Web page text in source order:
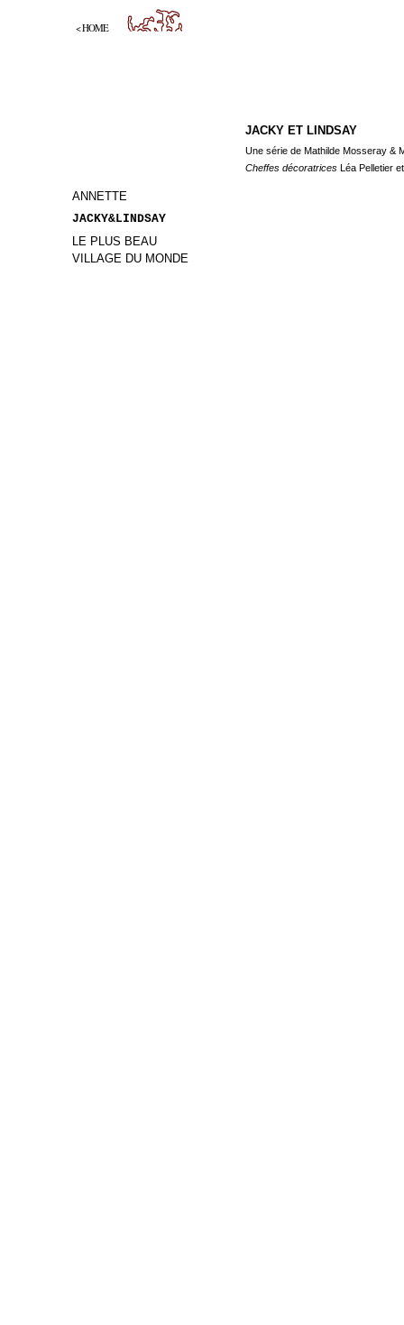
< HOME
ANNETTE
Une série de Mathilde Mosseray &
Cheffes décoratrices Léa Pelletier
JACKY&LINDSAY
JACKY ET LINDSAY
LE PLUS BEAU
VILLAGE DU MONDE